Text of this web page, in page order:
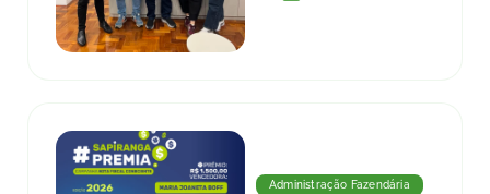
Administração Fazendária